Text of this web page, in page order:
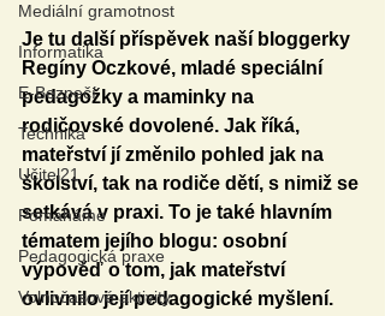
Mediální gramotnost
Informatika
E-Bezpečí
Technika
Učitel21
Pomáháme
Pedagogická praxe
Volnočasové aktivity
Je tu další příspěvek naší bloggerky
Regíny Oczkové, mladé speciální
pedagožky a maminky na
rodičovské dovolené. Jak říká,
mateřství jí změnilo pohled jak na
školství, tak na rodiče dětí, s nimiž se
setkává v praxi. To je také hlavním
tématem jejího blogu: osobní
výpověď o tom, jak mateřství
ovlivnilo její pedagogické myšlení.